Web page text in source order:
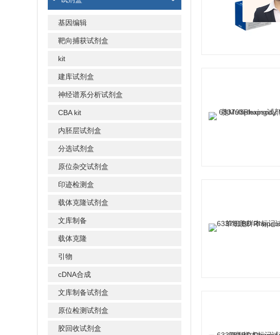
基因编辑
靶向捕获试剂盒
kit
建库试剂盒
神经谱系分析试剂盒
CBA kit
内胚层试剂盒
分选试剂盒
原位杂交试剂盒
印迹检测盒
载体克隆试剂盒
文库制备
载体克隆
引物
cDNA合成
文库制备试剂盒
原位检测试剂盒
胶回收试剂盒